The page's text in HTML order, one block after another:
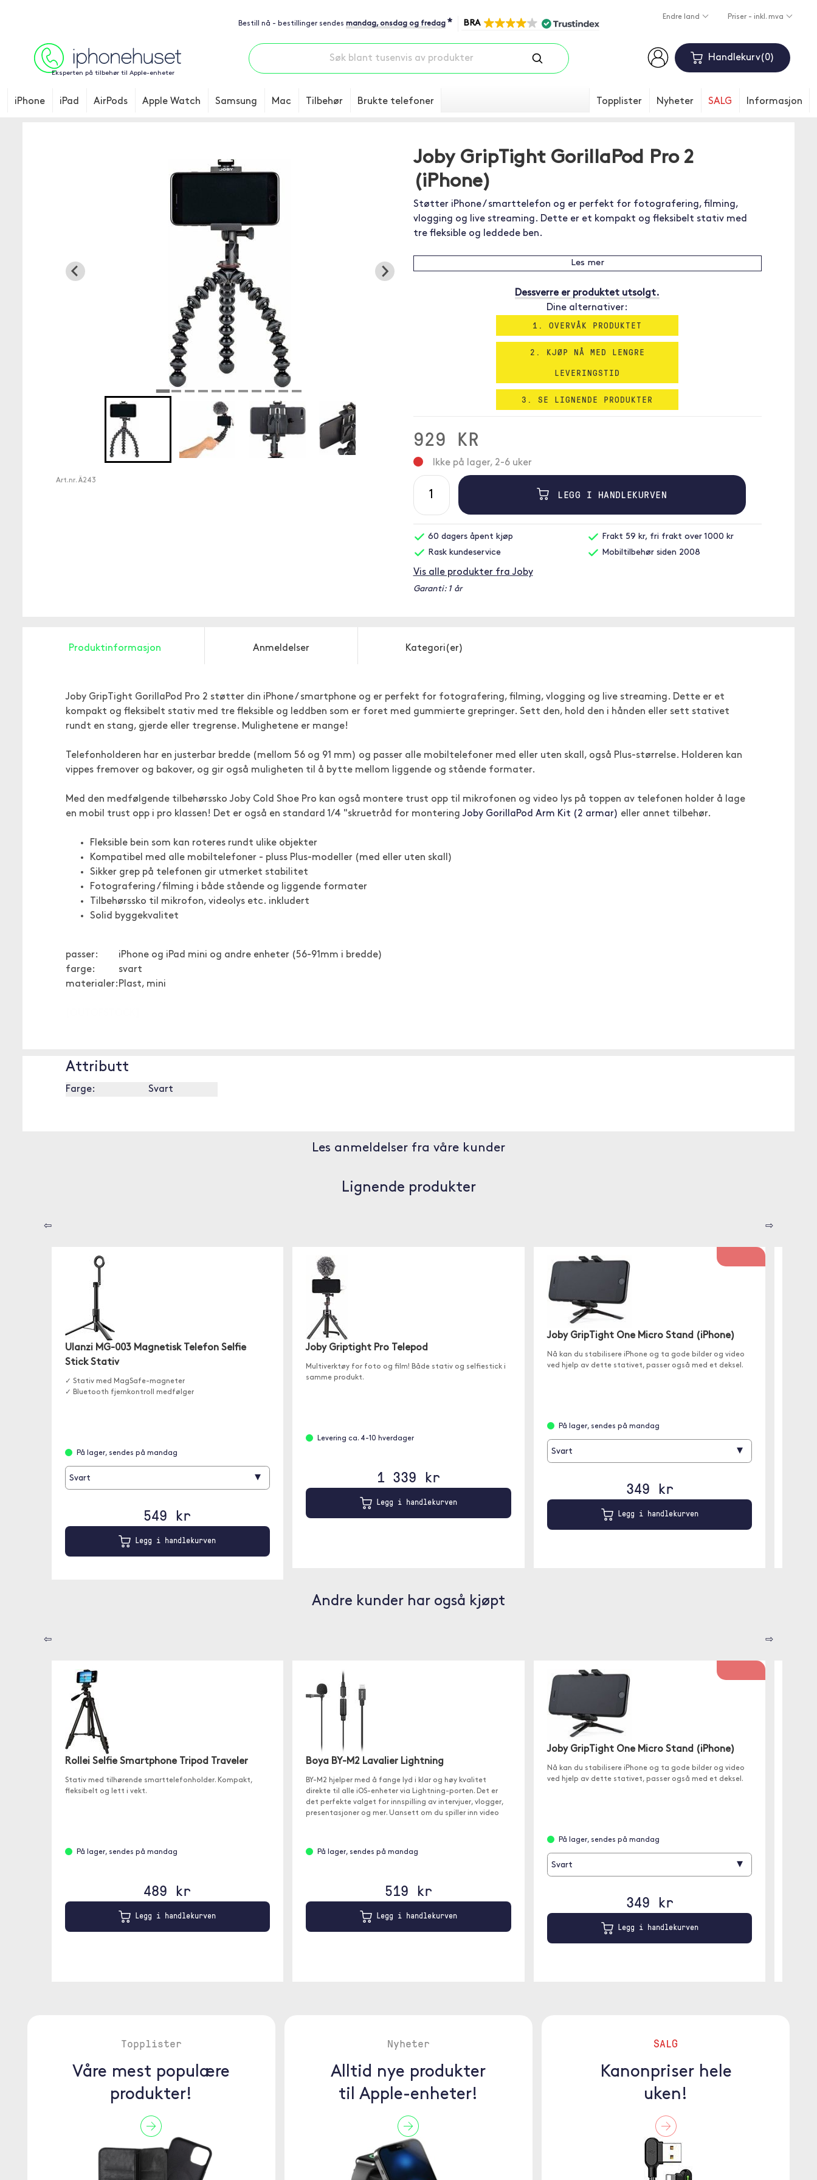
Bestill nå - bestillinger sendes mandag, onsdag og fredag * BRA
Endre land Priser - inkl. mva
Eksperten på tilbehør til Apple-enheter
Handlekurv 0
iPhone iPad AirPods Apple Watch Samsung Mac Tilbehør Brukte telefoner Topplister Nyheter SALG Informasjon
Art.nr. Ä243
Joby GripTight GorillaPod Pro 2
(iPhone)
Støtter iPhone / smarttelefon og er perfekt for fotografering, filming,
vlogging og live streaming. Dette er et kompakt og fleksibelt stativ med
tre fleksible og leddede ben.
Les mer
Dessverre er produktet utsolgt.
Dine alternativer:
1. OVERVÅK PRODUKTET
2. KJØP NÅ MED LENGRE
LEVERINGSTID
3. SE LIGNENDE PRODUKTER
929 KR
Ikke på lager, 2-6 uker
LEGG I HANDLEKURVEN
60 dagers åpent kjøp
Frakt 59 kr, fri frakt over 1000 kr
Rask kundeservice
Mobiltilbehør siden 2008
Vis alle produkter fra Joby
Garanti: 1 år
Produktinformasjon Anmeldelser Kategori(er)
Joby GripTight GorillaPod Pro 2 støtter din iPhone / smartphone og er perfekt for fotografering, filming, vlogging og live streaming. Dette er et
kompakt og fleksibelt stativ med tre fleksible og leddben som er foret med gummierte grepringer. Sett den, hold den i hånden eller sett stativet
rundt en stang, gjerde eller tregrense. Mulighetene er mange!
Telefonholderen har en justerbar bredde (mellom 56 og 91 mm) og passer alle mobiltelefoner med eller uten skall, også Plus-størrelse. Holderen kan
vippes fremover og bakover, og gir også muligheten til å bytte mellom liggende og stående formater.
Med den medfølgende tilbehørssko Joby Cold Shoe Pro kan også montere trust opp til mikrofonen og video lys på toppen av telefonen holder å lage
en mobil trust opp i pro klassen! Det er også en standard 1/4 "skruetråd for monteringJoby GorillaPod Arm Kit (2 armar) eller annet tilbehør.
Fleksible bein som kan roteres rundt ulike objekter
Kompatibel med alle mobiltelefoner - pluss Plus-modeller (med eller uten skall)
Sikker grep på telefonen gir utmerket stabilitet
Fotografering / filming i både stående og liggende formater
Tilbehørssko til mikrofon, videolys etc. inkludert
Solid byggekvalitet
passer:
iPhone og iPad mini og andre enheter (56-91mm i bredde)
farge:
svart
materialer: Plast, mini
Attributt
Farge: Svart
Les anmeldelser fra våre kunder
Lignende produkter
⇦ ⇨
Ulanzi MG-003 Magnetisk Telefon Selfie
Stick Stativ
✓ Stativ med MagSafe-magneter
✓ Bluetooth fjernkontroll medfølger
På lager, sendes på mandag
Svart ▾
549 kr
Legg i handlekurven
Joby Griptight Pro Telepod
Multiverktøy for foto og film! Både stativ og selfiestick i
samme produkt.
Levering ca. 4-10 hverdager
1 339 kr
Legg i handlekurven
Joby GripTight One Micro Stand (iPhone)
Nå kan du stabilisere iPhone og ta gode bilder og video
ved hjelp av dette stativet, passer også med et deksel.
På lager, sendes på mandag
Svart ▾
349 kr
Legg i handlekurven
Andre kunder har også kjøpt
⇦ ⇨
Rollei Selfie Smartphone Tripod Traveler
Stativ med tilhørende smarttelefonholder. Kompakt,
fleksibelt og lett i vekt.
På lager, sendes på mandag
489 kr
Legg i handlekurven
Boya BY-M2 Lavalier Lightning
BY-M2 hjelper med å fange lyd i klar og høy kvalitet
direkte til alle iOS-enheter via Lightning-porten. Det er
det perfekte valget for innspilling av intervjuer, vlogger,
presentasjoner og mer. Uansett om du spiller inn video
På lager, sendes på mandag
519 kr
Legg i handlekurven
Joby GripTight One Micro Stand (iPhone)
Nå kan du stabilisere iPhone og ta gode bilder og video
ved hjelp av dette stativet, passer også med et deksel.
På lager, sendes på mandag
Svart ▾
349 kr
Legg i handlekurven
Topplister
Våre mest populære
produkter!
Nyheter
Alltid nye produkter
til Apple-enheter!
SALG
Kanonpriser hele
uken!